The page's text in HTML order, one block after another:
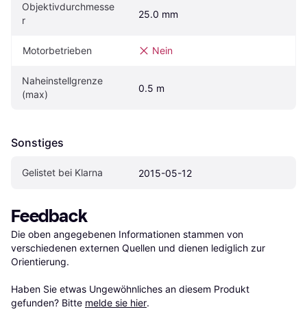
Objektivdurchmesse
r
25.0 mm
Motorbetrieben Nein
Naheinstellgrenze
(max)
0.5 m
Sonstiges
Gelistet bei Klarna 2015-05-12
Feedback
Die oben angegebenen Informationen stammen von
verschiedenen externen Quellen und dienen lediglich zur
Orientierung.
Haben Sie etwas Ungewöhnliches an diesem Produkt
gefunden? Bitte melde sie hier.